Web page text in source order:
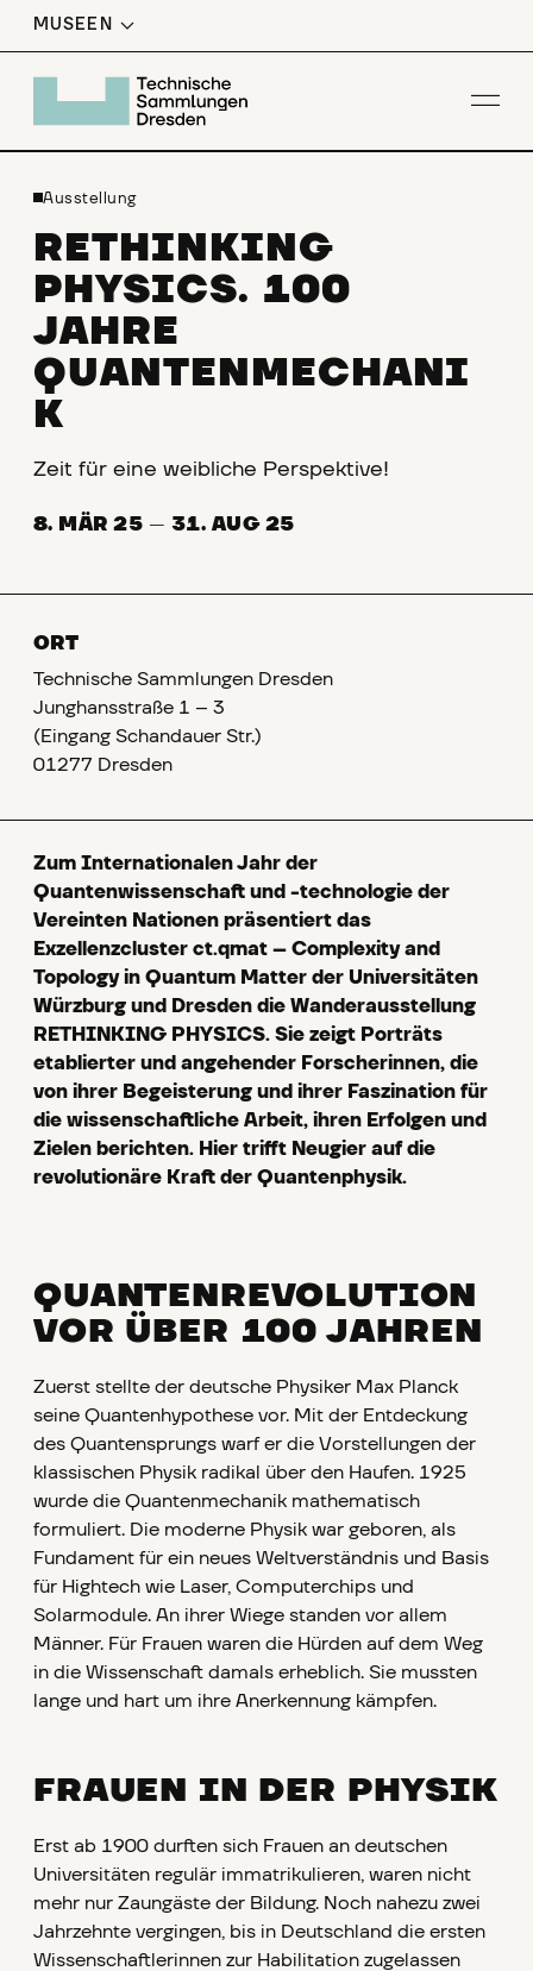
MUSEEN
Ausstellung
RETHINKING
PHYSICS. 100
JAHRE
QUANTENMECHANI
K
Zeit für eine weibliche Perspektive!
8. MÄR 25 — 31. AUG 25
ORT
Technische Sammlungen Dresden
Junghansstraße 1 – 3
(Eingang Schandauer Str.)
01277 Dresden
Zum Internationalen Jahr der
Quantenwissenschaft und -technologie der
Vereinten Nationen präsentiert das
Exzellenzcluster ct.qmat – Complexity and
Topology in Quantum Matter der Universitäten
Würzburg und Dresden die Wanderausstellung
RETHINKING PHYSICS. Sie zeigt Porträts
etablierter und angehender Forscherinnen, die
von ihrer Begeisterung und ihrer Faszination für
die wissenschaftliche Arbeit, ihren Erfolgen und
Zielen berichten. Hier trifft Neugier auf die
revolutionäre Kraft der Quantenphysik.
QUANTENREVOLUTION
VOR ÜBER 100 JAHREN
Zuerst stellte der deutsche Physiker Max Planck
seine Quantenhypothese vor. Mit der Entdeckung
des Quantensprungs warf er die Vorstellungen der
klassischen Physik radikal über den Haufen. 1925
wurde die Quantenmechanik mathematisch
formuliert. Die moderne Physik war geboren, als
Fundament für ein neues Weltverständnis und Basis
für Hightech wie Laser, Computerchips und
Solarmodule. An ihrer Wiege standen vor allem
Männer. Für Frauen waren die Hürden auf dem Weg
in die Wissenschaft damals erheblich. Sie mussten
lange und hart um ihre Anerkennung kämpfen.
FRAUEN IN DER PHYSIK
Erst ab 1900 durften sich Frauen an deutschen
Universitäten regulär immatrikulieren, waren nicht
mehr nur Zaungäste der Bildung. Noch nahezu zwei
Jahrzehnte vergingen, bis in Deutschland die ersten
Wissenschaftlerinnen zur Habilitation zugelassen